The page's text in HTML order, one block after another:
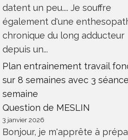
datent un peu.... Je souffre
également d'une
chronique du long adducteur
depuis un...
Plan entrainement travail
sur 8 semaines avec 3
semaine
Question de MESLIN
3 janvier 2026
Bonjour, je m'apprête à